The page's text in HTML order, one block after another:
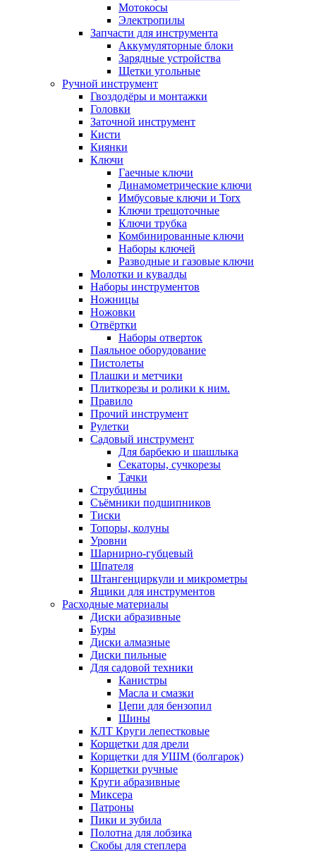
Мотокосы
Электропилы
Запчасти для инструмента
Аккумуляторные блоки
Зарядные устройства
Щетки угольные
Ручной инструмент
Гвоздодёры и монтажки
Головки
Заточной инструмент
Кисти
Киянки
Ключи
Гаечные ключи
Динамометрические ключи
Имбусовые ключи и Torx
Ключи трещоточные
Ключи трубка
Комбинированные ключи
Наборы ключей
Разводные и газовые ключи
Молотки и кувалды
Наборы инструментов
Ножницы
Ножовки
Отвёртки
Наборы отверток
Паяльное оборудование
Пистолеты
Плашки и метчики
Плиткорезы и ролики к ним.
Правило
Прочий инструмент
Рулетки
Садовый инструмент
Для барбекю и шашлыка
Секаторы, сучкорезы
Тачки
Струбцины
Съёмники подшипников
Тиски
Топоры, колуны
Уровни
Шарнирно-губцевый
Шпателя
Штангенциркули и микрометры
Ящики для инструментов
Расходные материалы
Диски абразивные
Буры
Диски алмазные
Диски пильные
Для садовой техники
Канистры
Масла и смазки
Цепи для бензопил
Шины
КЛТ Круги лепестковые
Корщетки для дрели
Корщетки для УШМ (болгарок)
Корщетки ручные
Круги абразивные
Миксера
Патроны
Пики и зубила
Полотна для лобзика
Скобы для степлера